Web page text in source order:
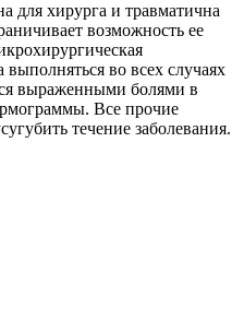
для хирурга и травматична
возможность ее
во всех случаях
выраженными болями в
Все прочие
течение заболевания.